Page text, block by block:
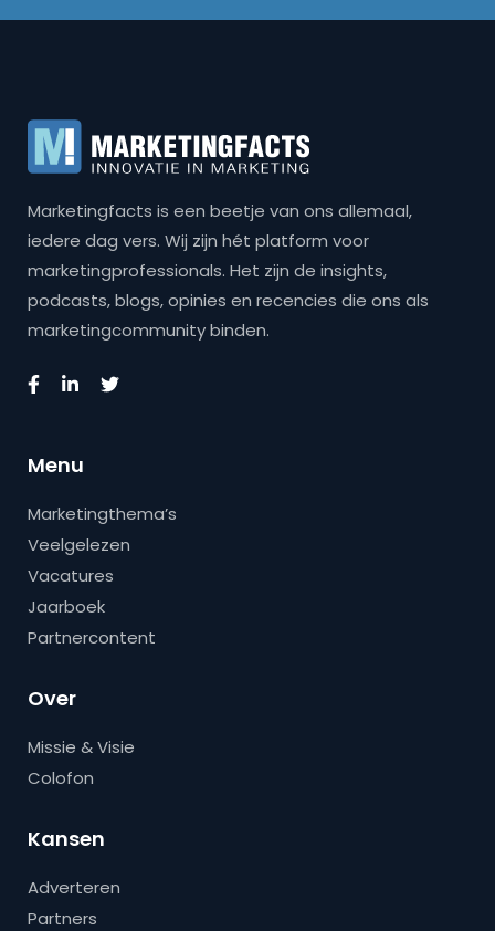
Marketingfacts is een beetje van ons allemaal,
iedere dag vers. Wij zijn hét platform voor
marketingprofessionals. Het zijn de insights,
podcasts, blogs, opinies en recencies die ons als
marketingcommunity binden.
Menu
Marketingthema’s
Veelgelezen
Vacatures
Jaarboek
Partnercontent
Over
Missie & Visie
Colofon
Kansen
Adverteren
Partners